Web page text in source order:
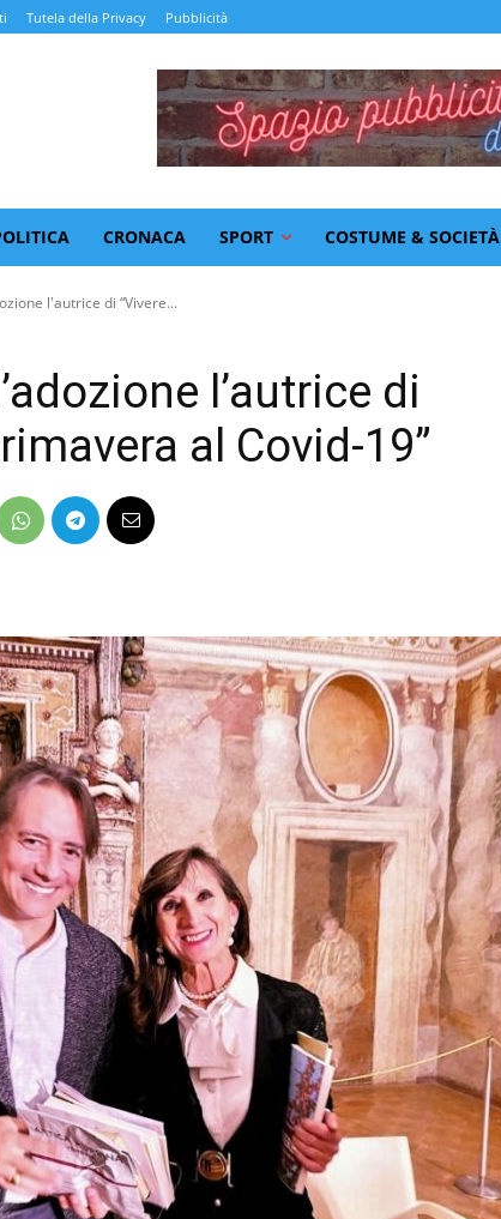
Tutela della Privacy Pubblicità
CRONACA SPORT COSTUME & SOCIETÀ
l'autrice di “Vivere...
l’autrice di
al Covid-19”